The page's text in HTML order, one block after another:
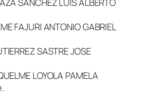
FAJURI ANTONIO GABRIEL
SASTRE JOSE
LOYOLA PAMELA